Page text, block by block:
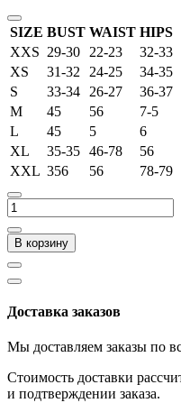
SIZE BUST WAIST HIPS
XXS 29-30 22-23
32-33
XS
31-32 24-25
34-35
S
33-34 26-27
36-37
M
45 56
7-5
L
45 5
6
XL
35-35 46-78
56
XXL 356 56 78-79
В корзину
Доставка заказов
Мы доставляем заказы по
Стоимость доставки
и подтверждении заказа.